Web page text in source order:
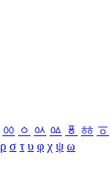
ㆀ ㆁ ㆂ ㆃ ㆄ ㆅ ㆆ
ρ σ τ υ φ χ ψ ω